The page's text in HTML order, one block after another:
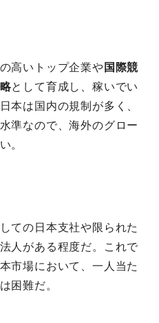
高いトップ企業や 国際競
として育成し、稼いでい
本は国内の規制が多く、
準なので、海外のグロー
。
ての日本支社や限られた
人がある程度だ。これで
市場において、一人当た
困難だ。